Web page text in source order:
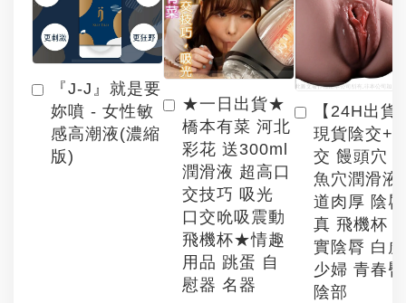
『J-J』就是要
妳噴 - 女性敏
感高潮液(濃縮
版)
★一日出貨★
橋本有菜 河北
彩花 送300ml
潤滑液 超高口
交技巧 吸光
口交吮吸震動
飛機杯★情趣
用品 跳蛋 自
慰器 名器
【24H出貨
現貨陰交+
交 饅頭穴
魚穴潤滑液
道肉厚 陰
真 飛機杯
實陰脣 白
少婦 青春臀
陰部